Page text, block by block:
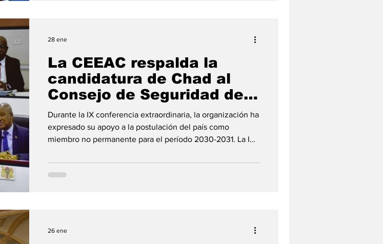
La CEEAC respalda la
candidatura de Chad al
Consejo de Seguridad de
la ONU.
Durante la IX conferencia extraordinaria, la organización ha
expresado su apoyo a la postulación del país como
miembro no permanente para el período 2030-2031. La IX
los Estados de África Central (CEEAC) ha servido para
expresar el reconocimiento de los Estados miembros a la
28 ene
26 ene